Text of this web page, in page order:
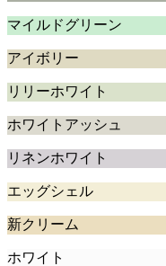
マイルドグリーン
アイボリー
リリーホワイト
ホワイトアッシュ
リネンホワイト
エッグシェル
新クリーム
ホワイト